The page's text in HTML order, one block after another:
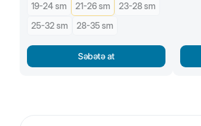
19-24 sm
21-26 sm
23-28 sm
25-32 sm
28-35 sm
Səbətə at